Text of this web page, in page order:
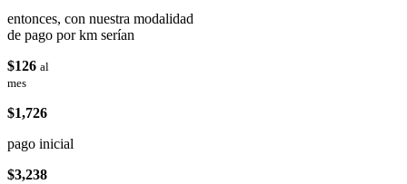
entonces, con nuestra modalidad
de pago por km serían
$126 al
mes
$1,726
pago inicial
$3,238